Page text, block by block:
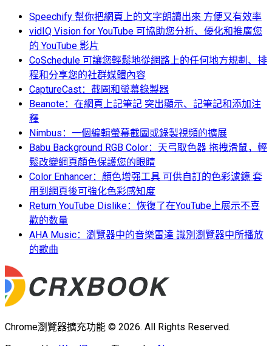
Speechify 幫你把網頁上的文字朗讀出來 方便又有效率
vidIQ Vision for YouTube 可協助您分析、優化和推廣您
的 YouTube 影片
CoSchedule 可讓您輕鬆地從網路上的任何地方規劃、排
程和分享您的社群媒體內容
CaptureCast：截圖和螢幕錄製器
Beanote：在網頁上記筆記 突出顯示、記筆記和添加注
釋
Nimbus：一個編輯螢幕截圖或錄製視頻的擴展
Babu Background RGB Color：天弓取色器 拖拽滑鼠，輕
鬆改變網頁顏色保護您的眼睛
Color Enhancer：顏色增强工具 可供自訂的色彩濾鏡 套
用到網頁後可強化色彩感知度
Return YouTube Dislike：恢復了在YouTube上展示不喜
歡的数量
AHA Music：瀏覽器中的音樂雷達 識別瀏覽器中所播放
的歌曲
Chrome瀏覽器擴充功能 © 2026. All Rights Reserved.